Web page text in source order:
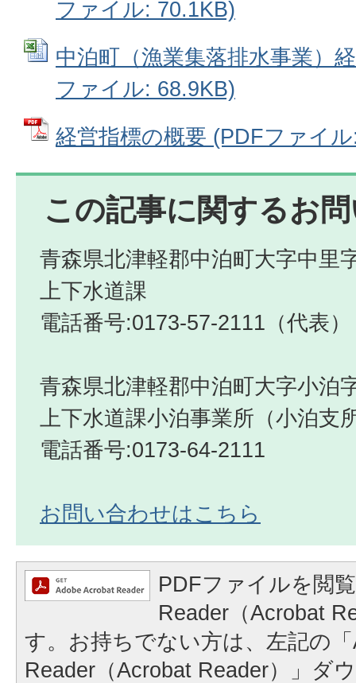
ファイル: 70.1KB)
中泊町（漁業集落排水事業）
ファイル: 68.9KB)
経営指標の概要 (PDFファイ
この記事に関するお
青森県北津軽郡中泊町大字中里
上下水道課
電話番号:0173-57-2111（代表）
青森県北津軽郡中泊町大字小泊
上下水道課小泊事業所（小泊支
電話番号:0173-64-2111
お問い合わせはこちら
PDFファイルを閲
Reader（Acrobat
す。お持ちでない方は、左記の
Reader（Acrobat Reader）」ダ